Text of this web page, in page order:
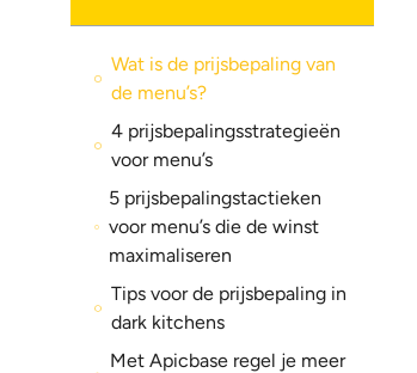
Wat is de prijsbepaling van
de menu’s?
4 prijsbepalingsstrategieën
voor menu’s
5 prijsbepalingstactieken
voor menu’s die de winst
maximaliseren
Tips voor de prijsbepaling in
dark kitchens
Met Apicbase regel je meer